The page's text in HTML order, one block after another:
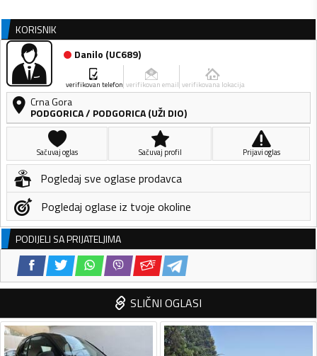
KORISNIK
Danilo (UC689)
verifikovan telefon verifikovan email verifikovana lokacija
Crna Gora
PODGORICA/ PODGORICA (UŽI DIO)
Sačuvaj oglas Sačuvaj profil Prijavi oglas
Pogledaj sve oglase prodavca
Pogledaj oglase iz tvoje okoline
PODIJELI SA PRIJATELJIMA
SLIČNI OGLASI